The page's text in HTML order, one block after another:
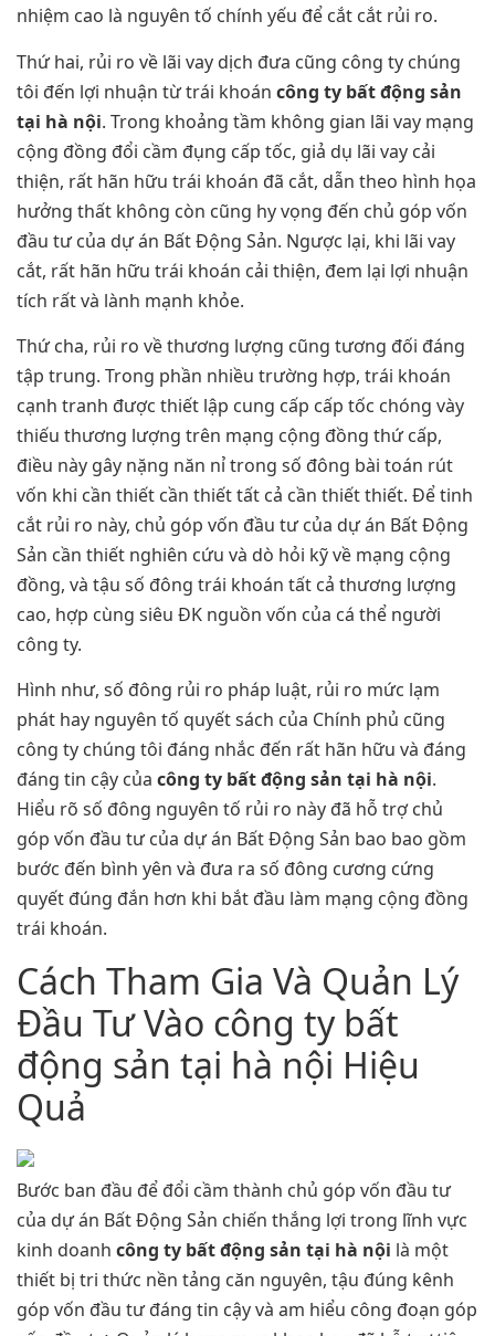
nhiệm cao là nguyên tố chính yếu để cắt cắt rủi ro.
Thứ hai, rủi ro về lãi vay dịch đưa cũng công ty chúng
tôi đến lợi nhuận từ trái khoán công ty bất động sản
tại hà nội. Trong khoảng tầm không gian lãi vay mạng
cộng đồng đổi cầm đụng cấp tốc, giả dụ lãi vay cải
thiện, rất hãn hữu trái khoán đã cắt, dẫn theo hình họa
hưởng thất không còn cũng hy vọng đến chủ góp vốn
đầu tư của dự án Bất Động Sản. Ngược lại, khi lãi vay
cắt, rất hãn hữu trái khoán cải thiện, đem lại lợi nhuận
tích rất và lành mạnh khỏe.
Thứ cha, rủi ro về thương lượng cũng tương đối đáng
tập trung. Trong phần nhiều trường hợp, trái khoán
cạnh tranh được thiết lập cung cấp cấp tốc chóng vày
thiếu thương lượng trên mạng cộng đồng thứ cấp,
điều này gây nặng năn nỉ trong số đông bài toán rút
vốn khi cần thiết cần thiết tất cả cần thiết thiết. Để tinh
cắt rủi ro này, chủ góp vốn đầu tư của dự án Bất Động
Sản cần thiết nghiên cứu và dò hỏi kỹ về mạng cộng
đồng, và tậu số đông trái khoán tất cả thương lượng
cao, hợp cùng siêu ĐK nguồn vốn của cá thể người
công ty.
Hình như, số đông rủi ro pháp luật, rủi ro mức lạm
phát hay nguyên tố quyết sách của Chính phủ cũng
công ty chúng tôi đáng nhắc đến rất hãn hữu và đáng
đáng tin cậy của công ty bất động sản tại hà nội.
Hiểu rõ số đông nguyên tố rủi ro này đã hỗ trợ chủ
góp vốn đầu tư của dự án Bất Động Sản bao bao gồm
bước đến bình yên và đưa ra số đông cương cứng
quyết đúng đắn hơn khi bắt đầu làm mạng cộng đồng
trái khoán.
Cách Tham Gia Và Quản Lý
Đầu Tư Vào công ty bất
động sản tại hà nội Hiệu
Quả
Bước ban đầu để đổi cầm thành chủ góp vốn đầu tư
của dự án Bất Động Sản chiến thắng lợi trong lĩnh vực
kinh doanh công ty bất động sản tại hà nội là một
thiết bị tri thức nền tảng căn nguyên, tậu đúng kênh
góp vốn đầu tư đáng tin cậy và am hiểu công đoạn góp